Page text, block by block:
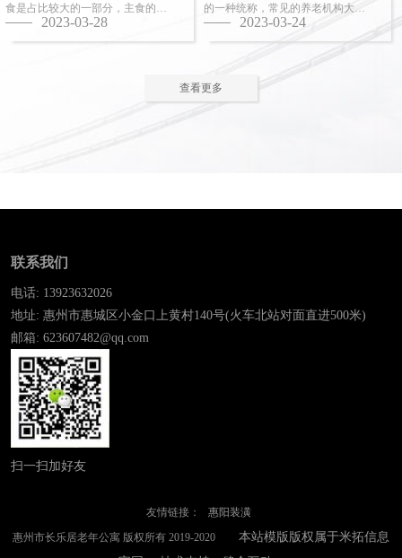
食是占比较大的一部分，主食的选
择对控制血糖水平至关重要。那
么，糖尿病老...
2023-03-28
的一种统称，常见的养老机构大致
有这些类型：养老社区、老年公
寓、养老院、...
2023-03-24
查看更多
联系我们
电话: 13923632026
地址: 惠州市惠城区小金口上黄村140号(火车北站对面直进500米)
邮箱: 623607482@qq.com
扫一扫加好友
友情链接：
惠阳装潢
惠州市长乐居老年公寓 版权所有 2019-2020
本站模版版权属于米拓信息